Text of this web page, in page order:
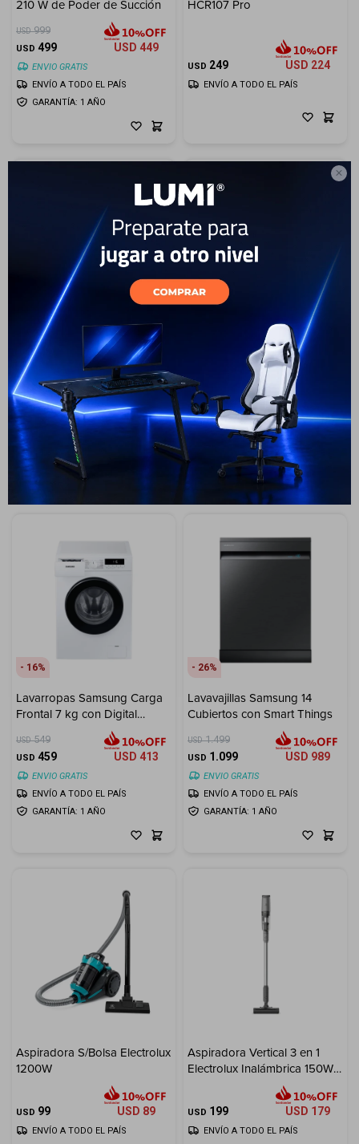

210 W de Poder de Succión
USD 999
USD 499 USD 449
ENVIO GRATIS
GARANTÍA: 1 AÑO
ENVÍO A TODO EL PAÍS
HCR107 Pro
USD 249 USD 224
ENVÍO A TODO EL PAÍS
Lavarropas Samsung 9Kg
Carga superior con
tecnología Digital Inverter
USD 459 USD
ENVIO GRATIS
GARANTÍA: 1 AÑO
ENVÍO A TODO EL PAÍS
Lavarropas Samsung WA13
Carga Superior 13 kg
USD
USD 499 USD
ENVIO GRATIS
GARANTÍA: 1 AÑO
ENVÍO A TODO EL PAÍS
16
Lavarropas Samsung Carga
Frontal 7 kg con Digital
USD 549
USD 459 USD 413
ENVIO GRATIS
GARANTÍA: 1 AÑO
ENVÍO A TODO EL PAÍS
26
Lavavajillas Samsung 14
Cubiertos con Smart Things
USD 1.499
USD 1.099 USD 989
ENVIO GRATIS
GARANTÍA: 1 AÑO
ENVÍO A TODO EL PAÍS
Aspiradora S/Bolsa Electrolux
1200W
USD 99 USD 89
ENVÍO A TODO EL PAÍS
Aspiradora Vertical 3 en 1
Electrolux Inalámbrica 150W
USD 199 USD 179
ENVÍO A TODO EL PAÍS